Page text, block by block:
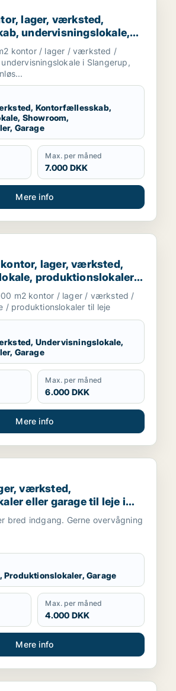
Sjælland
lager, værksted, kontorfællesskab,
lager, værksted,
undervisningslokale,
eller
Frederikssund
kontor / lager / værksted /
i Slangerup,
Kontorfællesskab,
Showroom,
Garage
Max. per måned
7.000 DKK
Mere info
eller Ølstykke m.fl.
lager, værksted,
lager, værksted,
produktionslokaler
i Slangerup,
eller Ølstykke m.fl.
m2 kontor / lager / værksted /
/ produktionslokaler til leje
Undervisningslokale,
Garage
Max. per måned
6.000 DKK
Mere info
værksted, produktionslokaler eller
værksted,
eller garage til leje i
eller Tune
Opvarmet. Port eller bred indgang. Gerne overvågning
Produktionslokaler, Garage
Max. per måned
4.000 DKK
Mere info